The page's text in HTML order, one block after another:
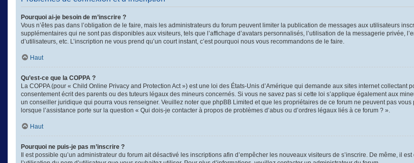
Pourquoi ai-je besoin de m’inscrire ?
Vous n’êtes pas dans l’obligation de le faire, mais les administrateurs du forum peuvent limiter la publication de messages aux utilisateurs
supplémentaires qui ne sont pas disponibles aux visiteurs, tels que l’affichage d’avatars personnalisés, l’utilisation de la messagerie privée,
d’utilisateurs, etc. L’inscription ne vous prend qu’un court instant, c’est pourquoi nous vous recommandons de le faire.
Haut
Qu’est-ce que la COPPA ?
La COPPA (pour « Child Online Privacy and Protection Act ») est une loi des États-Unis d’Amérique qui demande aux sites internet
consentement écrit des parents ou des tuteurs légaux des mineurs concernés. Si vous ne savez pas si cette loi s’applique également aux
un conseiller juridique qui pourra vous renseigner. Veuillez noter que phpBB Limited et que les propriétaires de ce forum ne peuvent pas
lorsque l’assistance porte sur la question « Qui dois-je contacter à propos de problèmes d’abus ou d’ordres légaux liés à ce forum ? ».
Haut
Pourquoi ne puis-je pas m’inscrire ?
Il est possible qu’un administrateur du forum ait désactivé les inscriptions afin d’empêcher les nouveaux visiteurs de s’inscrire. De même, il